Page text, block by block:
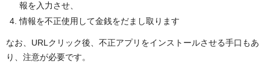
報を入力させ、
情報を不正使用して金銭をだまし取ります
なお、URLクリック後、不正アプリをインストールさせる手口もあ
り、注意が必要です。